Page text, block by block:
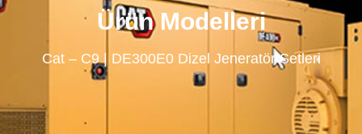
Ürün Modelleri
Cat – C9 | DE300E0 Dizel Jeneratör Setleri